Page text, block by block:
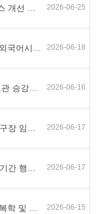
2026-06-25
2026-06-18
2026-06-16
2026-06-17
2026-06-17
2026-06-15